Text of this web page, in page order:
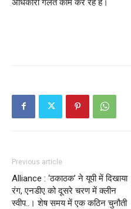
Previous article
Alliance : ‘ठकाठक’ ने यूपी में दिखाया
रंग, एनडीए को दूसरे चरण में क्लीन
स्वीप..। शेष समय में एक कठिन चुनौती